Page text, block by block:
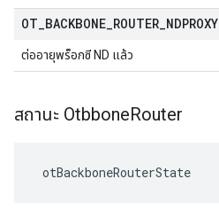
OT BACKBONE ROUTER NDPROXY
ต่ออายุพร็อกซี ND แล้ว
สถานะ OtbboneRouter
otBackboneRouterState